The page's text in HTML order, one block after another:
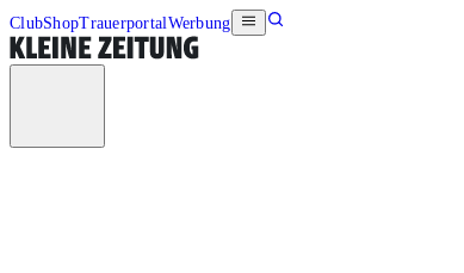
ClubShopTrauerportalWerbung